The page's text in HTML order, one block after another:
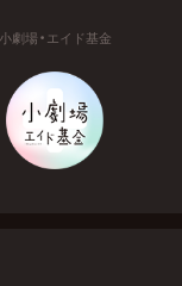
小劇場・エイド基金